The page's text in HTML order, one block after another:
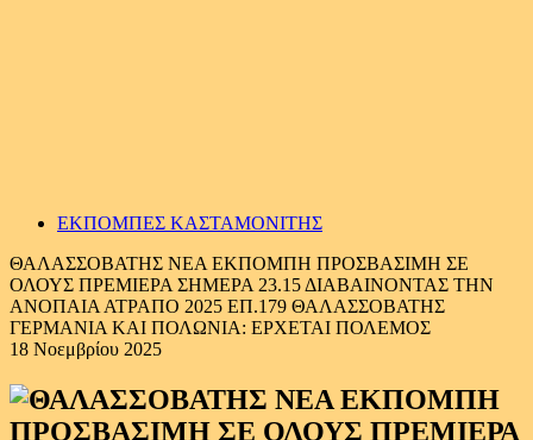
ΕΚΠΟΜΠΕΣ ΚΑΣΤΑΜΟΝΙΤΗΣ
ΘΑΛΑΣΣΟΒΑΤΗΣ ΝΕΑ ΕΚΠΟΜΠΗ ΠΡΟΣΒΑΣΙΜΗ ΣΕ
ΟΛΟΥΣ ΠΡΕΜΙΕΡΑ ΣΗΜΕΡΑ 23.15 ΔΙΑΒΑΙΝΟΝΤΑΣ ΤΗΝ
ΑΝΟΠΑΙΑ ΑΤΡΑΠΟ 2025 ΕΠ.179 ΘΑΛΑΣΣΟΒΑΤΗΣ
ΓΕΡΜΑΝΙΑ ΚΑΙ ΠΟΛΩΝΙΑ: ΕΡΧΕΤΑΙ ΠΟΛΕΜΟΣ
18 Νοεμβρίου 2025